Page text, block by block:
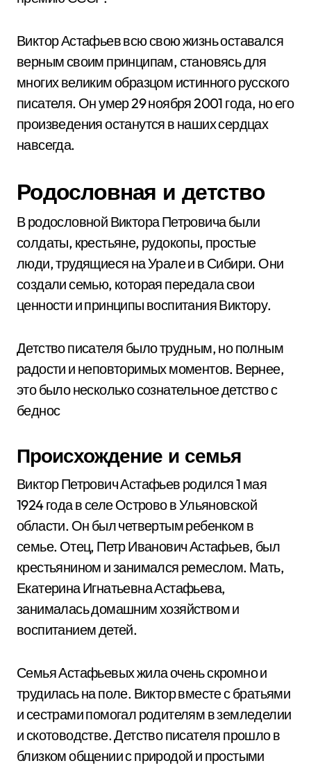
Виктор Астафьев всю свою жизнь оставался
верным своим принципам, становясь для
многих великим образцом истинного русского
писателя. Он умер 29 ноября 2001 года, но его
произведения останутся в наших сердцах
навсегда.
Родословная и детство
В родословной Виктора Петровича были
солдаты, крестьяне, рудокопы, простые
люди, трудящиеся на Урале и в Сибири. Они
создали семью, которая передала свои
ценности и принципы воспитания Виктору.
Детство писателя было трудным, но полным
радости и неповторимых моментов. Вернее,
это было несколько сознательное детство с
беднос
Происхождение и семья
Виктор Петрович Астафьев родился 1 мая
1924 года в селе Острово в Ульяновской
области. Он был четвертым ребенком в
семье. Отец, Петр Иванович Астафьев, был
крестьянином и занимался ремеслом. Мать,
Екатерина Игнатьевна Астафьева,
занималась домашним хозяйством и
воспитанием детей.
Семья Астафьевых жила очень скромно и
трудилась на поле. Виктор вместе с братьями
и сестрами помогал родителям в земледелии
и скотоводстве. Детство писателя прошло в
близком общении с природой и простыми